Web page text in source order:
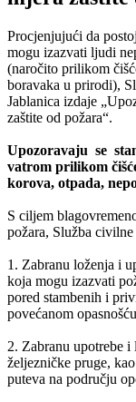
Procjenjujući da
mogu izazvati ljudi
(naročito prilikom
boravaka u prirodi),
Jablanica izdaje
zaštite od požara“.
Upozoravaju se
vatrom prilikom
korova, otpada,
S ciljem
požara, Služba
1. Zabranu loženja i
koja mogu izazvati
pored stambenih i
povećanom
2. Zabranu upotrebe
željezničke pruge,
puteva na području